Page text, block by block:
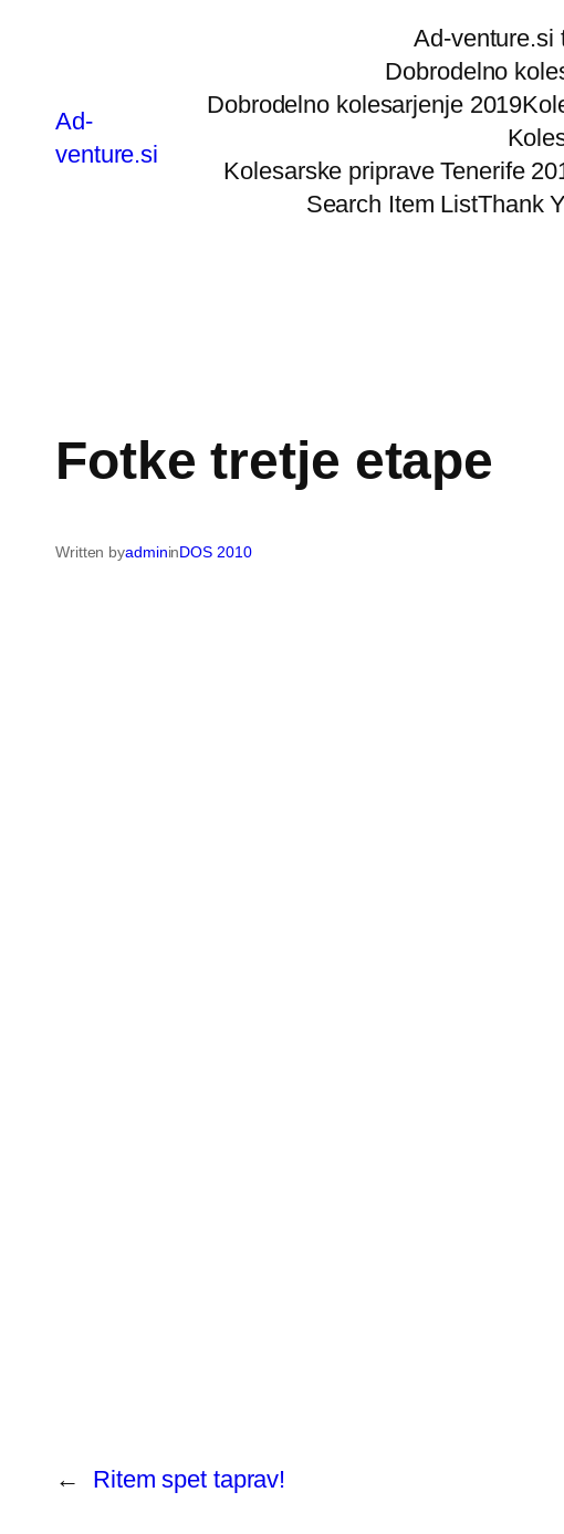
Ad-
venture.si
Ad-venture.si
Dobrodelno
Dobrodelno kolesarjenje 2019
Kolesarske priprave Tenerife
Search Item ListThank
Fotke tretje etape
Written byadmininDOS 2010
← Ritem spet taprav!